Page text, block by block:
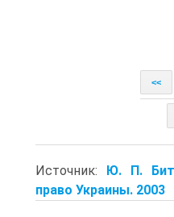
<<
Источник: Ю. П.
право Украины. 2003